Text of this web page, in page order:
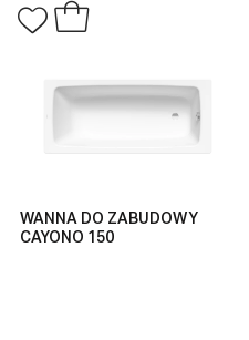
WANNA DO ZABUDOWY
CAYONO 150